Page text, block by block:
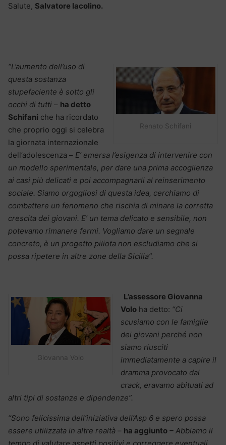
Salute, Salvatore Iacolino.
Renato Schifani
“L’aumento dell’uso di
questa sostanza
stupefaciente è sotto gli
occhi di tutti – ha detto
Schifani che ha ricordato
che proprio oggi si celebra
la giornata internazionale
dell’adolescenza – E’ emersa l’esigenza di intervenire con
un modello sperimentale, per dare una prima accoglienza
ai casi più delicati e poi accompagnarli al reinserimento
sociale. Siamo orgogliosi di questa idea, cerchiamo di
combattere un fenomeno che rischia di minare la corretta
crescita dei giovani. E’ un tema delicato e sensibile, non
potevamo rimanere fermi. Vogliamo dare un segnale
concreto, è un progetto piliota non escludiamo che si
possa ripetere in altre zone della Sicilia”.
Giovanna Volo
L’assessore Giovanna
Volo ha detto: “Ci
scusiamo con le famiglie
dei giovani perché non
siamo riusciti
immediatamente a capire il
dramma provocato dal
crack, eravamo abituati ad
altri tipi di sostanze e dipendenze”.
“Sono felicissima dell’iniziativa dell’Asp 6 e spero possa
essere utilizzata in altre realtà – ha aggiunto – Abbiamo il
tempo di valutare aspetti positivi e correggere eventuali